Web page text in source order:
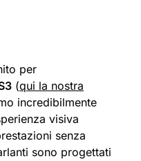
per
(qui la nostra
incredibilmente
visiva
senza
sono progettati